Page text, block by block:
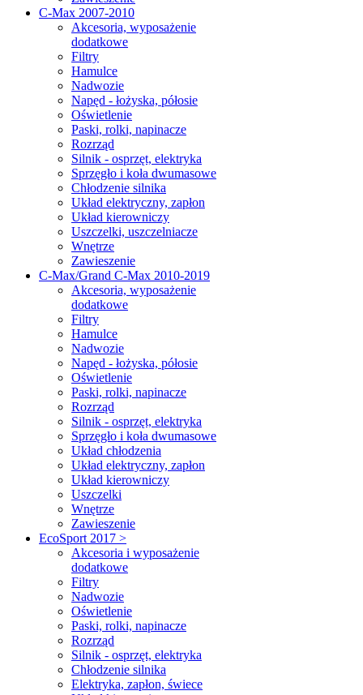
C-Max 2007-2010
Akcesoria, wyposażenie
dodatkowe
Filtry
Hamulce
Nadwozie
Napęd - łożyska, półosie
Oświetlenie
Paski, rolki, napinacze
Rozrząd
Silnik - osprzęt, elektryka
Sprzęgło i koła dwumasowe
Chłodzenie silnika
Układ elektryczny, zapłon
Układ kierowniczy
Uszczelki, uszczelniacze
Wnętrze
Zawieszenie
C-Max/Grand C-Max 2010-2019
Akcesoria, wyposażenie
dodatkowe
Filtry
Hamulce
Nadwozie
Napęd - łożyska, półosie
Oświetlenie
Paski, rolki, napinacze
Rozrząd
Silnik - osprzęt, elektryka
Sprzęgło i koła dwumasowe
Układ chłodzenia
Układ elektryczny, zapłon
Układ kierowniczy
Uszczelki
Wnętrze
Zawieszenie
EcoSport 2017 >
Akcesoria i wyposażenie
dodatkowe
Filtry
Nadwozie
Oświetlenie
Paski, rolki, napinacze
Rozrząd
Silnik - osprzęt, elektryka
Chłodzenie silnika
Elektryka, zapłon, świece